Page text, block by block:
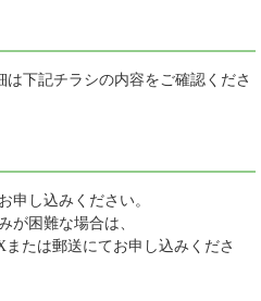
記チラシの内容をご確認くださ
し込みください。
困難な場合は、
は郵送にてお申し込みくださ